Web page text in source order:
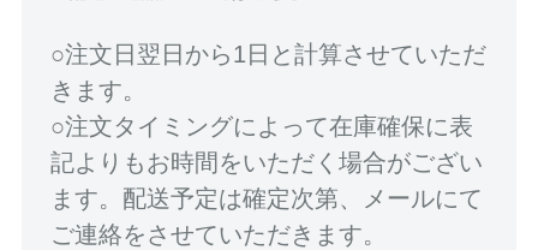
○注文日翌日から1日と計算させていただ
きます。
○注文タイミングによって在庫確保に表
記よりもお時間をいただく場合がござい
ます。配送予定は確定次第、メールにて
ご連絡をさせていただきます。